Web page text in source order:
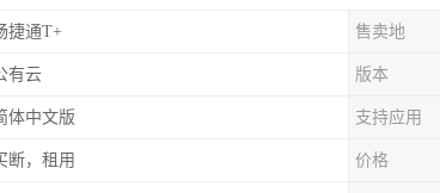
捷通T+ 售卖地
有云 版本
体中文版 支持应用
断，租用 价格